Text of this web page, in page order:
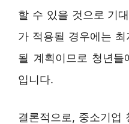
할 수 있을 것으로 기
가 적용될 경우에는
될 계획이므로 청년
입니다.
결론적으로, 중소기업